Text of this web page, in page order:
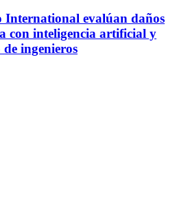
evalúan daños
con inteligencia artificial y
ingenieros